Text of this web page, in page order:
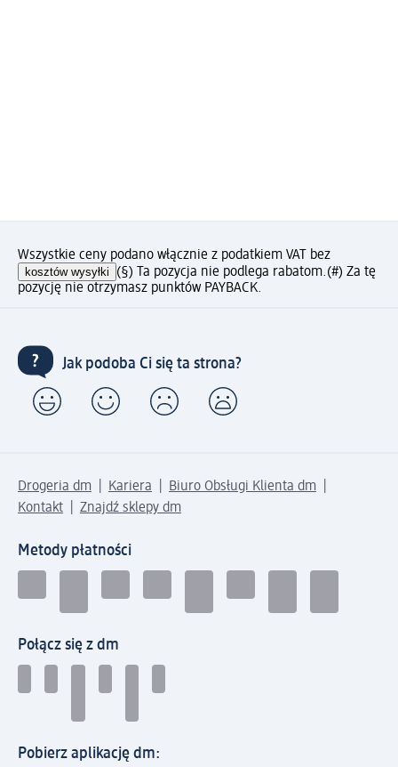
Wszystkie ceny podano włącznie z podatkiem VAT bez
kosztów wysyłki (§) Ta pozycja nie podlega rabatom.(#) Za tę
pozycję nie otrzymasz punktów PAYBACK.
Jak podoba Ci się ta strona?
Drogeria dm Kariera
Biuro Obsługi Klienta dm
Kontakt
Znajdź sklepy dm
Metody płatności
Połącz się z dm
Pobierz aplikację dm: